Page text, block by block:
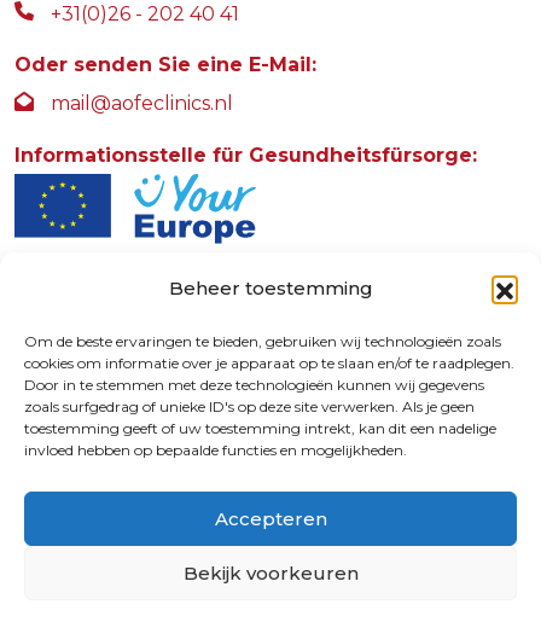
Beheer toestemming
Om de beste ervaringen te bieden, gebruiken wij technologieën zoals
cookies om informatie over je apparaat op te slaan en/of te raadplegen.
Door in te stemmen met deze technologieën kunnen wij gegevens
zoals surfgedrag of unieke ID's op deze site verwerken. Als je geen
toestemming geeft of uw toestemming intrekt, kan dit een nadelige
invloed hebben op bepaalde functies en mogelijkheden.
Accepteren
Bekijk voorkeuren
+31(0)26 - 202 40 41
Oder senden Sie eine E-Mail:
mail@aofeclinics.nl
Informationsstelle für Gesundheitsfürsorge:
Rosendaalselaan 30
6891 DG
Rozendaal
© 2026 | 72730587